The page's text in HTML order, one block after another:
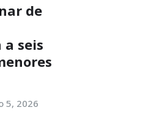
de
seis
5, 2026